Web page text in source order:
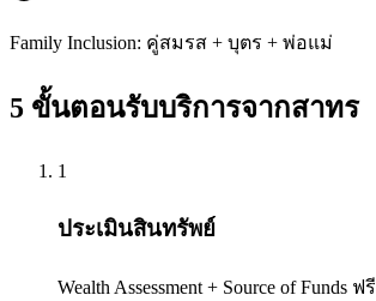
Family Inclusion: คู่สมรส + บุตร + พ่อแม่
5 ขั้นตอนรับบริการจากสาทร
1
ประเมินสินทรัพย์
Wealth Assessment + Source of Funds ฟรี